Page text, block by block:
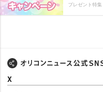
プレゼント特集
X